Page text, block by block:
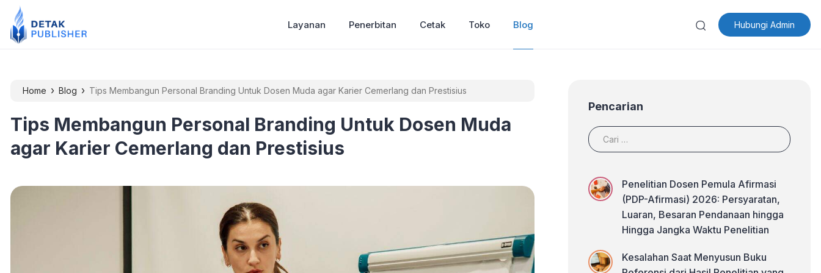
Hubungi Admin
Layanan Penerbitan Cetak Toko Blog
Home › Blog › Tips Membangun Personal Branding Untuk Dosen Muda agar Karier Cemerlang dan Prestisius
Tips Membangun Personal Branding Untuk Dosen Muda
agar Karier Cemerlang dan Prestisius
Pencarian
Penelitian Dosen Pemula Afirmasi
(PDP-Afirmasi) 2026: Persyaratan,
Luaran, Besaran Pendanaan hingga
Hingga Jangka Waktu Penelitian
Kesalahan Saat Menyusun Buku